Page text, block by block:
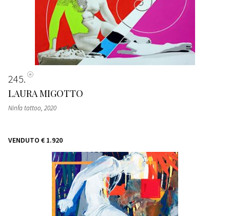
245
LAURA MIGOTTO
Ninfa tattoo, 2020
VENDUTO € 1.920